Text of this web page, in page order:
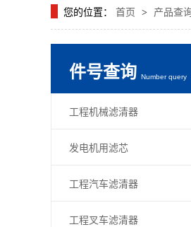
您的位置： 首页 > 产品查
件号查询 Number query
工程机械滤清器
发电机用滤芯
工程汽车滤清器
工程叉车滤清器